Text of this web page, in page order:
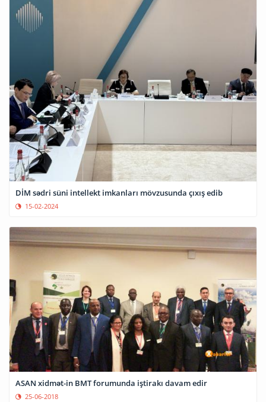
DİM sədri süni intellekt imkanları mövzusunda çıxış edib
15-02-2024
ASAN xidmət-in BMT forumunda iştirakı davam edir
25-06-2018